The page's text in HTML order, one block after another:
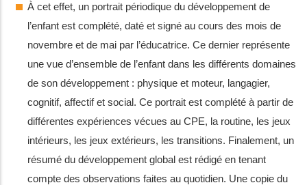
À cet effet, un portrait périodique du développement de
l’enfant est complété, daté et signé au cours des mois de
novembre et de mai par l’éducatrice. Ce dernier représente
une vue d’ensemble de l’enfant dans les différents domaines
de son développement : physique et moteur, langagier,
cognitif, affectif et social. Ce portrait est complété à partir de
différentes expériences vécues au CPE, la routine, les jeux
intérieurs, les jeux extérieurs, les transitions. Finalement, un
résumé du développement global est rédigé en tenant
compte des observations faites au quotidien. Une copie du